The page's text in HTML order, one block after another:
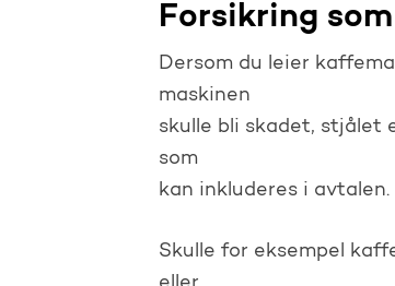
Forsikring
Dersom du leier
maskinen
skulle bli skadet, stjålet
som
kan inkluderes i avtalen.
Skulle for eksempel